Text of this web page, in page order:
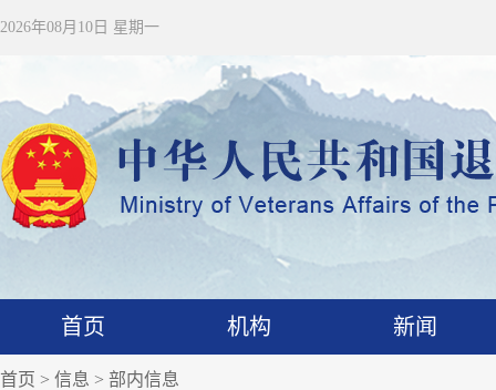
2026年08月10日 星期一
首页 机构 新闻
首页 > 信息 > 部内信息